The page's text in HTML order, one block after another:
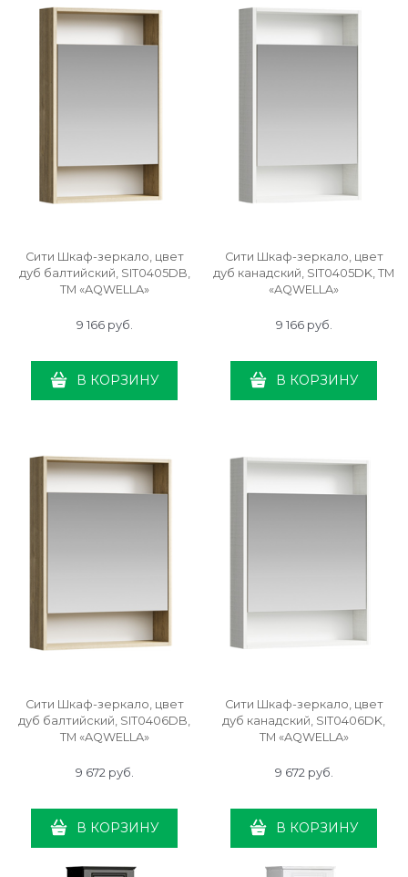
Сити Шкаф-зеркало, цвет
дуб балтийский, SIT0405DB,
ТМ «AQWELLA»
9 166 руб.
В КОРЗИНУ
Сити Шкаф-зеркало, цвет
дуб канадский, SIT0405DK, ТМ
«AQWELLA»
9 166 руб.
В КОРЗИНУ
Сити Шкаф-зеркало, цвет
дуб балтийский, SIT0406DB,
ТМ «AQWELLA»
9 672 руб.
В КОРЗИНУ
Сити Шкаф-зеркало, цвет
дуб канадский, SIT0406DK,
ТМ «AQWELLA»
9 672 руб.
В КОРЗИНУ